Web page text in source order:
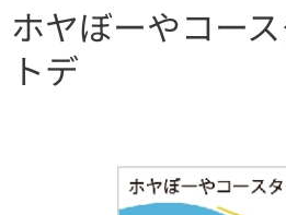
ホヤぼーやコー
トデ